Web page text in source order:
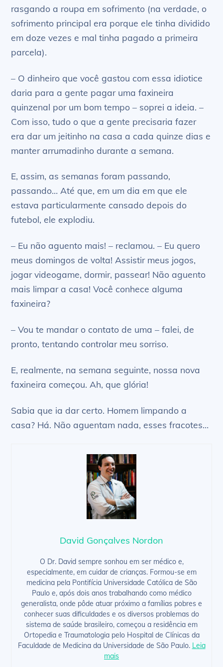
rasgando a roupa em sofrimento (na verdade, o
sofrimento principal era porque ele tinha dividido
em doze vezes e mal tinha pagado a primeira
parcela).
– O dinheiro que você gastou com essa idiotice
daria para a gente pagar uma faxineira
quinzenal por um bom tempo – soprei a ideia. –
Com isso, tudo o que a gente precisaria fazer
era dar um jeitinho na casa a cada quinze dias e
manter arrumadinho durante a semana.
E, assim, as semanas foram passando,
passando… Até que, em um dia em que ele
estava particularmente cansado depois do
futebol, ele explodiu.
– Eu não aguento mais! – reclamou. – Eu quero
meus domingos de volta! Assistir meus jogos,
jogar videogame, dormir, passear! Não aguento
mais limpar a casa! Você conhece alguma
faxineira?
– Vou te mandar o contato de uma – falei, de
pronto, tentando controlar meu sorriso.
E, realmente, na semana seguinte, nossa nova
faxineira começou. Ah, que glória!
Sabia que ia dar certo. Homem limpando a
casa? Há. Não aguentam nada, esses fracotes…
David Gonçalves Nordon
O Dr. David sempre sonhou em ser médico e,
especialmente, em cuidar de crianças. Formou-se em
medicina pela Pontifícia Universidade Católica de São
Paulo e, após dois anos trabalhando como médico
generalista, onde pôde atuar próximo a famílias pobres e
conhecer suas dificuldades e os diversos problemas do
sistema de saúde brasileiro, começou a residência em
Ortopedia e Traumatologia pelo Hospital de Clínicas da
Faculdade de Medicina da Universidade de São Paulo. Leia
mais